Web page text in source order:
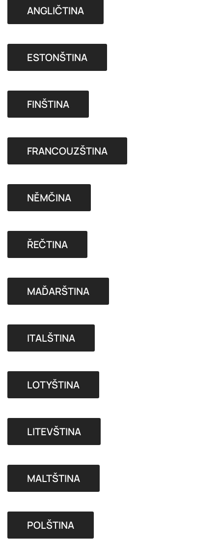
ANGLIČTINA
ESTONŠTINA
FINŠTINA
FRANCOUZŠTINA
NĚMČINA
ŘEČTINA
MAĎARŠTINA
ITALŠTINA
LOTYŠTINA
LITEVŠTINA
MALTŠTINA
POLŠTINA